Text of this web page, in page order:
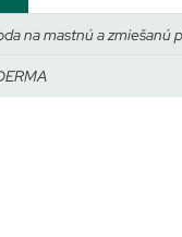
na mastnú a zmiešanú